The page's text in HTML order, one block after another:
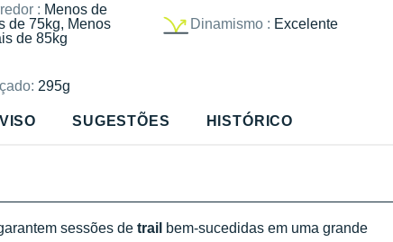
: Menos de
de 75kg, Menos
de 85kg
Dinamismo : Excelente
295g
SUGESTÕES HISTÓRICO
sessões de trail bem-sucedidas em uma grande